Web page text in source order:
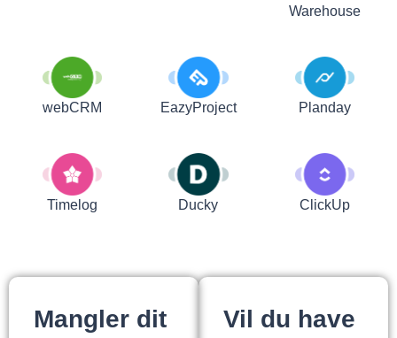
Warehouse
webCRM EazyProject Planday
Timelog Ducky ClickUp
Mangler dit
Vil du have